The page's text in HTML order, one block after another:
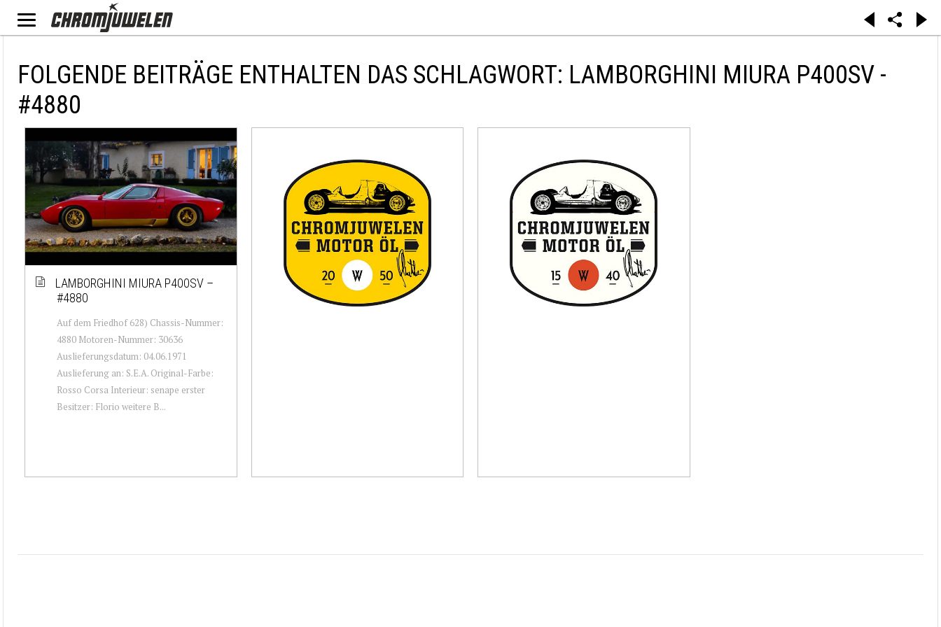
FOLGENDE BEITRÄGE ENTHALTEN DAS SCHLAGWORT: LAMBORGHINI MIURA P400SV -
#4880
LAMBORGHINI MIURA P400SV –
#4880
Auf dem Friedhof 628) Chassis-Nummer:
4880 Motoren-Nummer: 30636
Auslieferungsdatum: 04.06.1971
Auslieferung an: S.E.A. Original-Farbe:
Rosso Corsa Interieur: senape erster
Besitzer: Florio weitere B...